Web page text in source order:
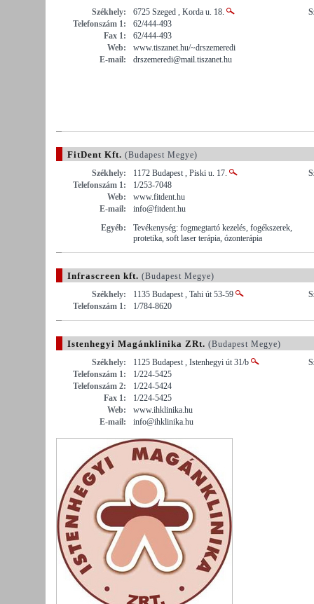
Székhely:
6725 Szeged , Korda u. 18.
Telefonszám 1:
62/444-493
Fax 1:
62/444-493
Web:
www.tiszanet.hu/~drszemeredi
E-mail:
drszemeredi@mail.tiszanet.hu
FitDent Kft. (Budapest Megye)
Székhely:
1172 Budapest , Piski u. 17.
Telefonszám 1:
1/253-7048
Web:
www.fitdent.hu
E-mail:
info@fitdent.hu
Egyéb:
Tevékenység: fogmegtartó kezelés, fogékszerek,
protetika, soft laser terápia, ózonterápia
Infrascreen kft. (Budapest Megye)
Székhely:
1135 Budapest , Tahi út 53-59
Telefonszám 1:
1/784-8620
Istenhegyi Magánklinika ZRt. (Budapest Megye)
Székhely:
1125 Budapest , Istenhegyi út 31/b
Telefonszám 1:
1/224-5425
Telefonszám 2:
1/224-5424
Fax 1:
1/224-5425
Web:
www.ihklinika.hu
E-mail:
info@ihklinika.hu